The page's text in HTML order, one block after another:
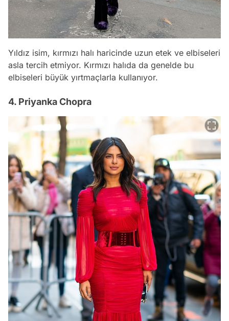
Yıldız isim, kırmızı halı haricinde uzun etek ve elbiseleri
asla tercih etmiyor. Kırmızı halıda da genelde bu
elbiseleri büyük yırtmaçlarla kullanıyor.
4. Priyanka Chopra